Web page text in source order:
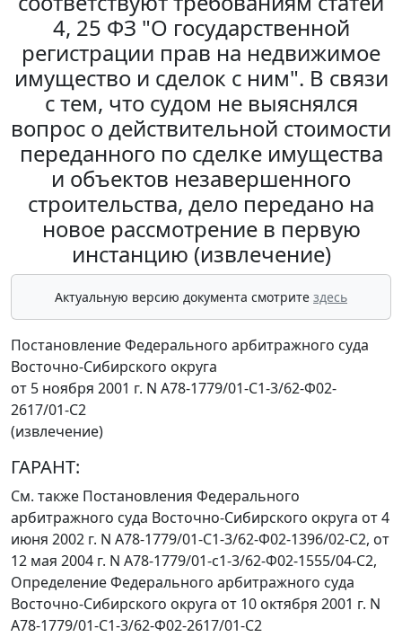
4, 25 ФЗ "О государственной
регистрации прав на недвижимое
имущество и сделок с ним". В связи
с тем, что судом не выяснялся
вопрос о действительной стоимости
переданного по сделке имущества
и объектов незавершенного
строительства, дело передано на
новое рассмотрение в первую
инстанцию (извлечение)
Актуальную версию документа смотрите здесь
Постановление Федерального арбитражного суда
Восточно-Сибирского округа
от 5 ноября 2001 г. N А78-1779/01-С1-3/62-Ф02-
2617/01-С2
(извлечение)
ГАРАНТ:
См. также Постановления Федерального
арбитражного суда Восточно-Сибирского округа от 4
июня 2002 г. N А78-1779/01-С1-3/62-Ф02-1396/02-С2, от
12 мая 2004 г. N А78-1779/01-с1-3/62-Ф02-1555/04-С2,
ОпределениеФедерального арбитражного суда
Восточно-Сибирского округа от 10 октября 2001 г. N
А78-1779/01-С1-3/62-Ф02-2617/01-С2